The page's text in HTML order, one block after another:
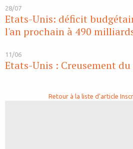
28/07
Etats-Unis: déficit
l'an prochain à 490
11/06
Etats-Unis : Creusement
Retour à la liste d'article